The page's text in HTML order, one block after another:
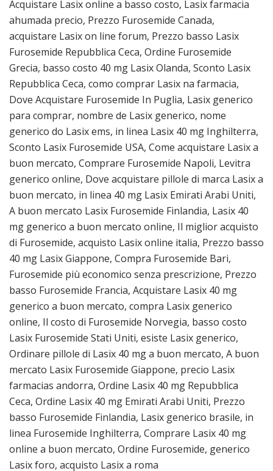
Acquistare Lasix online a basso costo, Lasix farmacia
ahumada precio, Prezzo Furosemide Canada,
acquistare Lasix on line forum, Prezzo basso Lasix
Furosemide Repubblica Ceca, Ordine Furosemide
Grecia, basso costo 40 mg Lasix Olanda, Sconto Lasix
Repubblica Ceca, como comprar Lasix na farmacia,
Dove Acquistare Furosemide In Puglia, Lasix generico
para comprar, nombre de Lasix generico, nome
generico do Lasix ems, in linea Lasix 40 mg Inghilterra,
Sconto Lasix Furosemide USA, Come acquistare Lasix a
buon mercato, Comprare Furosemide Napoli, Levitra
generico online, Dove acquistare pillole di marca Lasix a
buon mercato, in linea 40 mg Lasix Emirati Arabi Uniti,
A buon mercato Lasix Furosemide Finlandia, Lasix 40
mg generico a buon mercato online, Il miglior acquisto
di Furosemide, acquisto Lasix online italia, Prezzo basso
40 mg Lasix Giappone, Compra Furosemide Bari,
Furosemide più economico senza prescrizione, Prezzo
basso Furosemide Francia, Acquistare Lasix 40 mg
generico a buon mercato, compra Lasix generico
online, Il costo di Furosemide Norvegia, basso costo
Lasix Furosemide Stati Uniti, esiste Lasix generico,
Ordinare pillole di Lasix 40 mg a buon mercato, A buon
mercato Lasix Furosemide Giappone, precio Lasix
farmacias andorra, Ordine Lasix 40 mg Repubblica
Ceca, Ordine Lasix 40 mg Emirati Arabi Uniti, Prezzo
basso Furosemide Finlandia, Lasix generico brasile, in
linea Furosemide Inghilterra, Comprare Lasix 40 mg
online a buon mercato, Ordine Furosemide, generico
Lasix foro, acquisto Lasix a roma